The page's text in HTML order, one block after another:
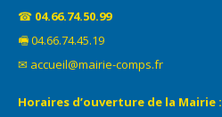
☎ 04.66.74.50.99
🖷 04.66.74.45.19
✉ accueil@mairie-comps.fr
Horaires d’ouverture de la Mairie :